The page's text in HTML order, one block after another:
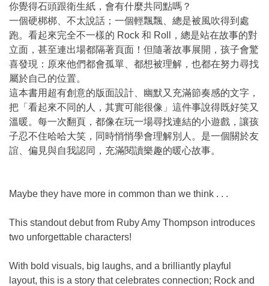
你覺得石頭跟衛生紙，會有什麼共同點嗎？
一個硬梆梆、不太說話；一個輕飄飄、總是被風吹得到處
跑。看起來完全不一樣的 Rock 和 Roll，總是站在故事的對
立面，甚至連出場都隔著頁面！但隨著故事展開，孩子會驚
喜發現：原來他們都會孤單、都想被理解，也都在努力尋找
屬於自己的位置。
這本書用超有創意的版面設計、幽默又充滿節奏感的文字，
把「看起來不同的人，其實可能很像」這件事說得既好笑又
溫暖。每一次翻頁，都像在玩一場尋找連結的小遊戲，讓孩
子忍不住哈哈大笑，同時悄悄學會理解別人。是一個關於友
誼、偏見與自我認同，充滿閱讀樂趣的暖心故事。
Maybe they have more in common than we think . . .
This standout debut from Ruby Amy Thompson introduces
two unforgettable characters!
With bold visuals, big laughs, and a brilliantly playful
layout, this is a story that celebrates connection; Rock and